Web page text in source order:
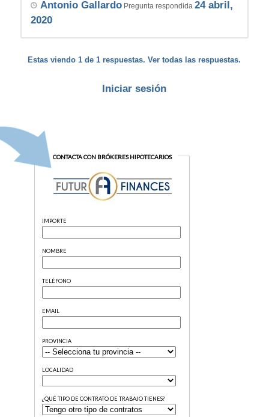
Antonio GallardoPregunta respondida 24 abril,
2020
Estas viendo 1 de 1 respuestas. Ver todas las respuestas.
Iniciar sesión